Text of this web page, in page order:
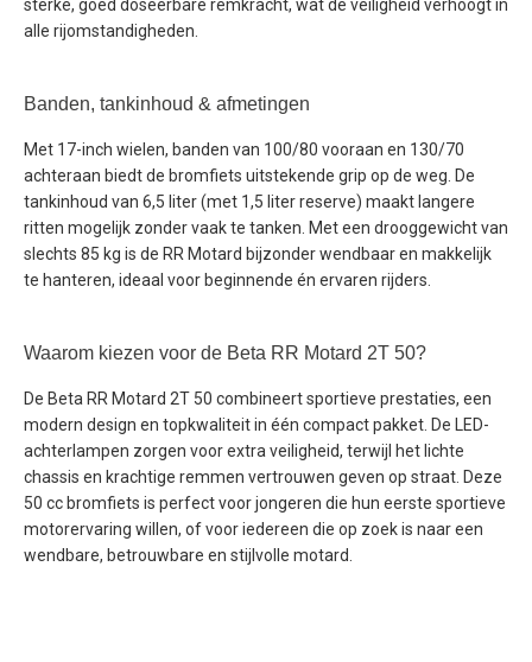
sterke, goed doseerbare remkracht, wat de veiligheid verhoogt in
alle rijomstandigheden.
Banden, tankinhoud & afmetingen
Met 17-inch wielen, banden van 100/80 vooraan en 130/70
achteraan biedt de bromfiets uitstekende grip op de weg. De
tankinhoud van 6,5 liter (met 1,5 liter reserve) maakt langere
ritten mogelijk zonder vaak te tanken. Met een drooggewicht van
slechts 85 kg is de RR Motard bijzonder wendbaar en makkelijk
te hanteren, ideaal voor beginnende én ervaren rijders.
Waarom kiezen voor de Beta RR Motard 2T 50?
De Beta RR Motard 2T 50 combineert sportieve prestaties, een
modern design en topkwaliteit in één compact pakket. De LED-
achterlampen zorgen voor extra veiligheid, terwijl het lichte
chassis en krachtige remmen vertrouwen geven op straat. Deze
50 cc bromfiets is perfect voor jongeren die hun eerste sportieve
motorervaring willen, of voor iedereen die op zoek is naar een
wendbare, betrouwbare en stijlvolle motard.